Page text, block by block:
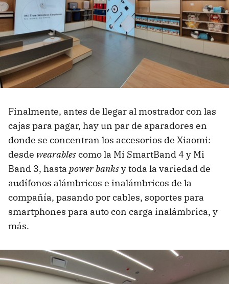
Finalmente, antes de llegar al mostrador con las
cajas para pagar, hay un par de aparadores en
donde se concentran los accesorios de Xiaomi:
desde wearablescomo la Mi SmartBand 4 y Mi
Band 3, hasta power banksy toda la variedad de
audífonos alámbricos e inalámbricos de la
compañía, pasando por cables, soportes para
smartphones para auto con carga inalámbrica, y
más.